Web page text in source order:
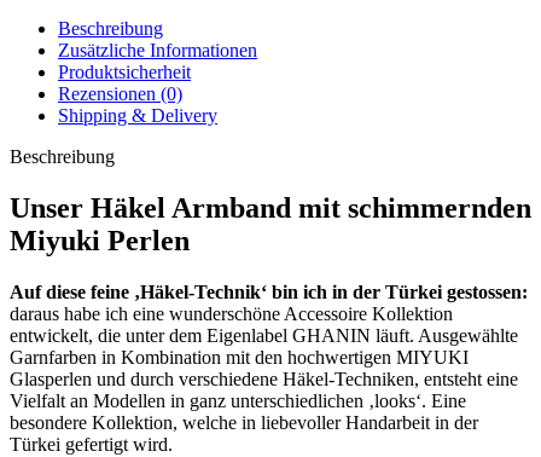
Beschreibung
Zusätzliche Informationen
Produktsicherheit
Rezensionen (0)
Shipping & Delivery
Beschreibung
Unser Häkel Armband mit schimmernden
Miyuki Perlen
Auf diese feine ‚Häkel-Technik‘ bin ich in der Türkei gestossen:
daraus habe ich eine wunderschöne Accessoire Kollektion
entwickelt, die unter dem Eigenlabel GHANIN läuft. Ausgewählte
Garnfarben in Kombination mit den hochwertigen MIYUKI
Glasperlen und durch verschiedene Häkel-Techniken, entsteht eine
Vielfalt an Modellen in ganz unterschiedlichen ‚looks‘. Eine
besondere Kollektion, welche in liebevoller Handarbeit in der
Türkei gefertigt wird.